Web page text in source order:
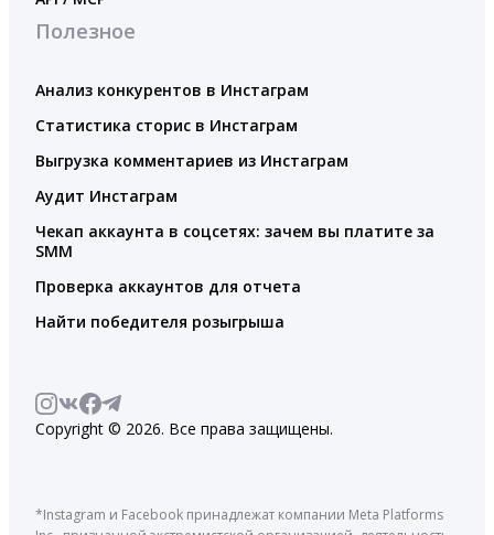
Полезное
Анализ конкурентов в Инстаграм
Статистика сторис в Инстаграм
Выгрузка комментариев из Инстаграм
Аудит Инстаграм
Чекап аккаунта в соцсетях: зачем вы платите за
SMM
Проверка аккаунтов для отчета
Найти победителя розыгрыша
Copyright © 2026. Все права защищены.
*Instagram и Facebook принадлежат компании Meta Platforms